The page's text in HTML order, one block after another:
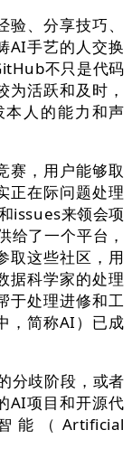
、分享技巧、
AI手艺的人交换
不只是代码
活跃和及时，
人的能力和声
，用户能够取
正在际问题处理
issues来领会项
给了一个平台，
取这些社区，用
据科学家的处理
于处理进修和工
，简称AI）已成
歧阶段，或者
AI项目和开源代
能（Artificial